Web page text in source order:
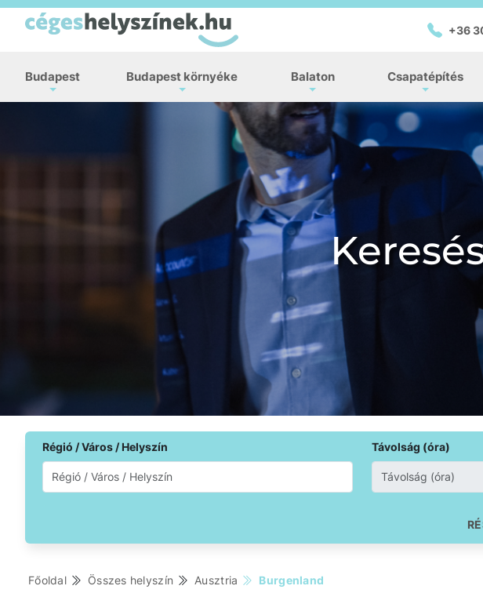
+36
Budapest Budapest környéke Balaton Csapatépítés
Régió / Város / Helyszín Távolság (óra)
Főoldal Összes helyszín Ausztria Burgenland